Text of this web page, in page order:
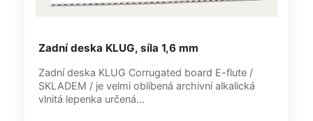
Zadní deska KLUG, síla 1,6 mm
Zadní deska KLUG Corrugated board E-flute /
SKLADEM / je velmi oblíbená archivní alkalická
vlnitá lepenka určená...